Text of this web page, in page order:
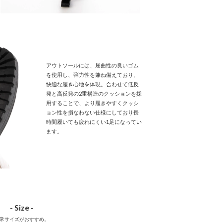
アウトソールには、屈曲性の良いゴム
を使用し、弾力性を兼ね備えており、
快適な履き心地を体現。合わせて低反
発と高反発の2重構造のクッションを採
用することで、より履きやすくクッシ
ョン性を損なわない仕様にしており長
時間履いても疲れにくい1足になってい
ます。
- Size -
サイズがおすすめ。